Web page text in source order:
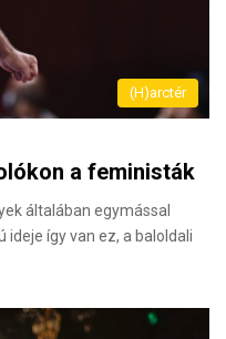
(H)arctér
a feministák
általában egymással
így van ez, a baloldali